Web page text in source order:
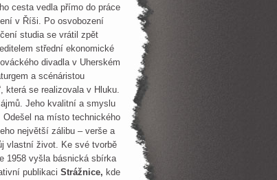
cesta vedla přímo do práce
v Říši. Po osvobození
studia se vrátil zpět
střední ekonomické
divadla v Uherském
a scénáristou
která se realizovala v Hluku.
Jeho kvalitní a smyslu
na místo technického
největší zálibu – verše a
vlastní život. Ke své tvorbě
1958 vyšla básnická sbírka
publikaci Strážnice, kde